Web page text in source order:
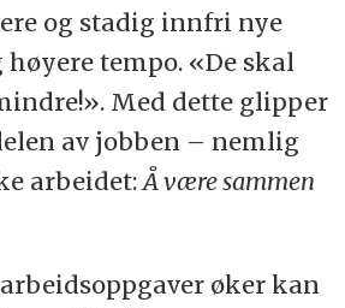
og stadig innfri nye
tempo. «De skal
Med dette glipper
av jobben – nemlig
arbeidet:Å være sammen
øker kan